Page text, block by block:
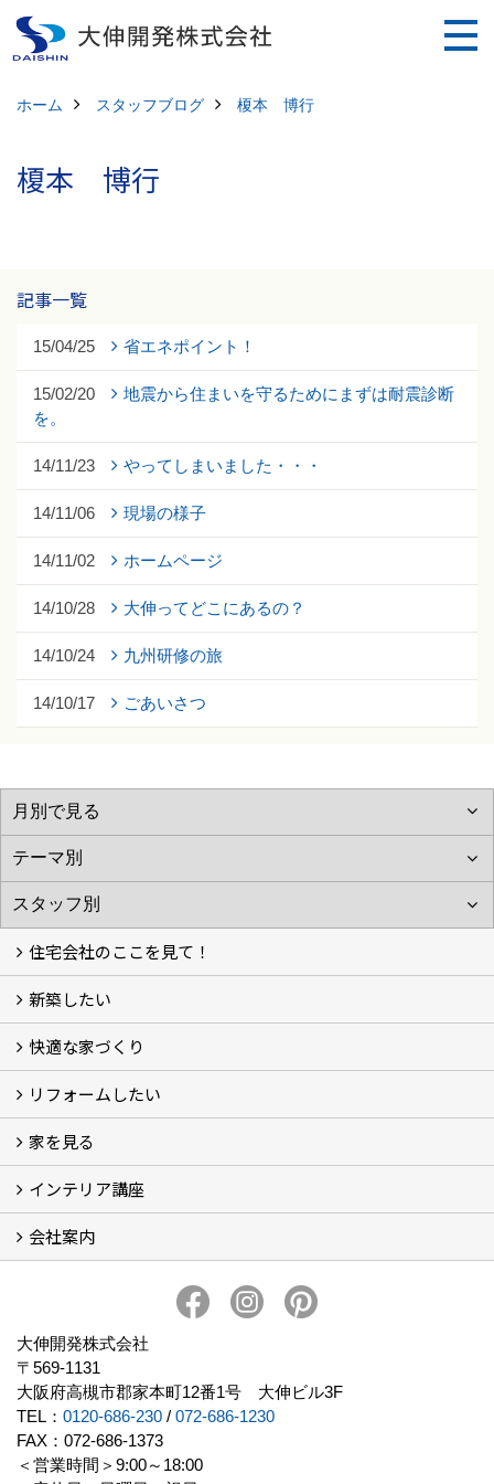
ホーム スタッフブログ 榎本 博行
榎本 博行
記事一覧
15/04/25 省エネポイント！
15/02/20
地震から住まいを守るためにまずは耐震診断
を。
14/11/23 やってしまいました・・・
14/11/06 現場の様子
14/11/02 ホームページ
14/10/28 大伸ってどこにあるの？
14/10/24 九州研修の旅
14/10/17 ごあいさつ
住宅会社のここを見て！
家づくりをはじめる前に
施主をラクさせる会社とは？
理想の家を建てるには？
新築したい
こだわり
大伸の家づくり体制
地熱＆太陽光の家
家づくりスケジュール
アフター・保証体制
快適な家づくり
建替えたい
リフォームしたい
小さなリフォーム
大きなリフォーム
ビフォーアフター
家を見る
お客様の声
フォトギャラリー
ただいま建築中
施工実績
インテリア講座
イベント予告
イベント報告
会社案内
プライバシーポリシー
大伸開発株式会社
〒569-1131
大阪府高槻市郡家本町12番1号 大伸ビル3F
TEL： 0120-686-230 / 072-686-1230
FAX：072-686-1373
＜営業時間＞9:00～18:00